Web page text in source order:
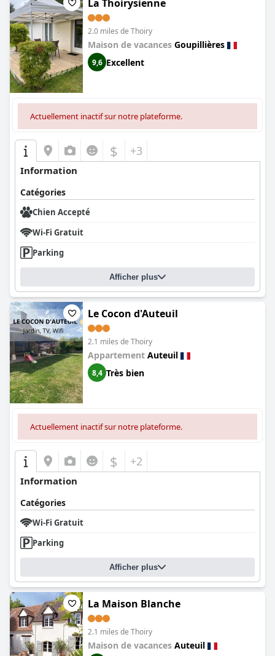
La Thoirysienne
2.0 miles de Thoiry
Maison de vacances Goupillières
9,6 Excellent
Actuellement inactif sur notre plateforme.
$ +3
Information
Catégories
Chien Accepté
Wi-Fi Gratuit
Parking
Afficher plus
Le Cocon d'Auteuil
2.1 miles de Thoiry
Appartement Auteuil
8,4 Très bien
Actuellement inactif sur notre plateforme.
$ +2
Information
Catégories
Wi-Fi Gratuit
Parking
Afficher plus
La Maison Blanche
2.1 miles de Thoiry
Maison de vacances Auteuil